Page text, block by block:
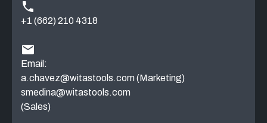
+1 (662) 210 4318
Email:
a.chavez@witastools.com(Marketing)
smedina@witastools.com
(Sales)